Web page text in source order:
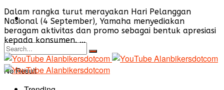
Tentang Kami
No Result
Dalam rangka turut merayakan Hari Pelanggan
Nasional (4 September), Yamaha menyediakan
beragam aktivitas dan promo sebagai bentuk apresiasi
kepada konsumen. ...